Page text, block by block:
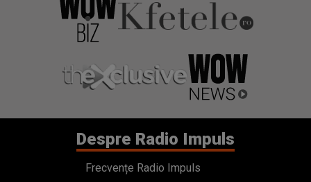
Despre Radio Impuls
Frecvențe Radio Impuls